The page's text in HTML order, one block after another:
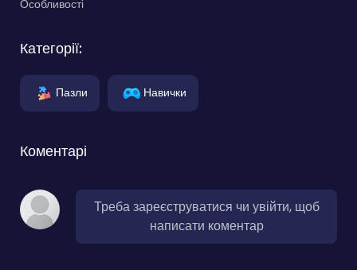
Особливості
Категорії:
Пазли Навички
Коментарі
Треба зареєструватися чи увійти, щоб
написати коментар